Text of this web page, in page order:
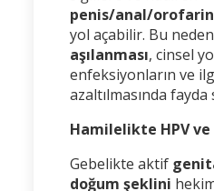
penis/anal/
yol açabilir. Bu
aşılanması, cinsel
enfeksiyonların ve
azaltılmasında fayda
Hamilelikte HPV ve
Gebelikte aktif
doğum şeklini